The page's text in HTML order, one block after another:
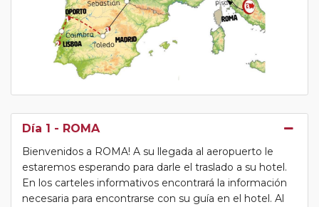
Día 1 - ROMA
Bienvenidos a ROMA! A su llegada al aeropuerto le
estaremos esperando para darle el traslado a su hotel.
En los carteles informativos encontrará la información
necesaria para encontrarse con su guía en el hotel. Al